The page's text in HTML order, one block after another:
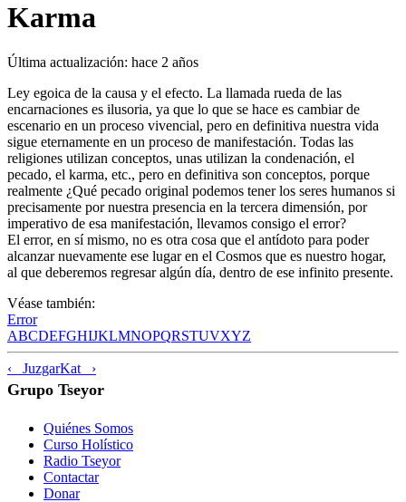
Karma
Última actualización: hace 2 años
Ley egoica de la causa y el efecto. La llamada rueda de las
encarnaciones es ilusoria, ya que lo que se hace es cambiar de
escenario en un proceso vivencial, pero en definitiva nuestra vida
sigue eternamente en un proceso de manifestación. Todas las
religiones utilizan conceptos, unas utilizan la condenación, el
pecado, el karma, etc., pero en definitiva son conceptos, porque
realmente ¿Qué pecado original podemos tener los seres humanos si
precisamente por nuestra presencia en la tercera dimensión, por
imperativo de esa manifestación, llevamos consigo el error?
El error, en sí mismo, no es otra cosa que el antídoto para poder
alcanzar nuevamente ese lugar en el Cosmos que es nuestro hogar,
al que deberemos regresar algún día, dentro de ese infinito presente.
Véase también:
Error
ABCDEFGHIJKLMNOPQRSTUVXYZ
‹ JuzgarKat ›
Grupo Tseyor
Quiénes Somos
Curso Holístico
Radio Tseyor
Contactar
Donar